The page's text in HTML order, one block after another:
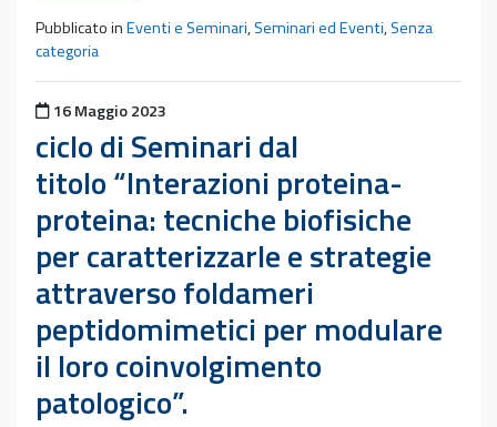
Pubblicato inEventi e Seminari,Seminari ed Eventi,Senza
categoria
Pubblicato il
16 Maggio 2023
ciclo di Seminari dal
titolo “Interazioni proteina-
proteina: tecniche biofisiche
per caratterizzarle e strategie
attraverso foldameri
peptidomimetici per modulare
il loro coinvolgimento
patologico”.